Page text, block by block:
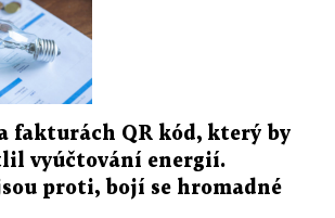
fakturách QR kód, který by
vyúčtování energií.
proti, bojí se hromadné